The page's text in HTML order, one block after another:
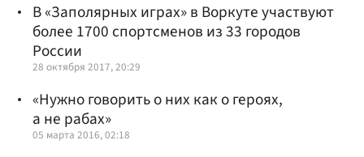
В «Заполярных играх» в Воркуте участвуют
более 1700 спортсменов из 33 городов
России
28 октября 2017, 20:29
«Нужно говорить о них как о героях,
а не рабах»
05 марта 2016, 02:18